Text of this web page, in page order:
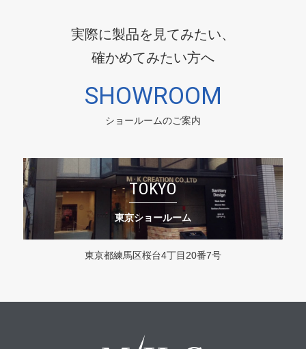
実際に製品を見てみたい、
確かめてみたい方へ
SHOWROOM
ショールームのご案内
TOKYO
東京ショールーム
東京都練馬区桜台4丁目20番7号